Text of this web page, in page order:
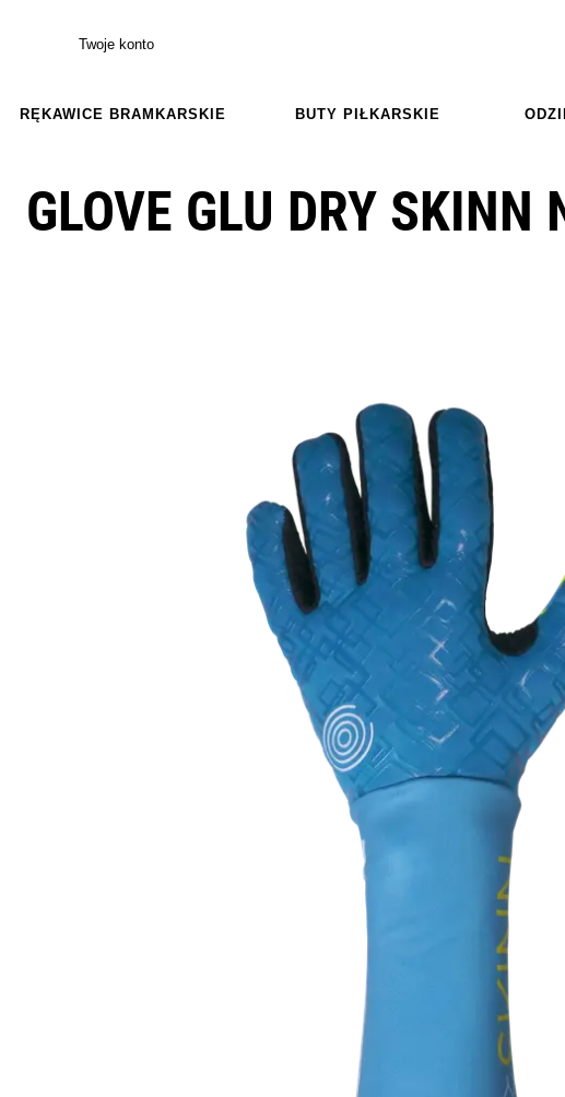
Twoje konto
RĘKAWICE BRAMKARSKIE BUTY PIŁKARSKIE
GLOVE GLU DRY SKINN